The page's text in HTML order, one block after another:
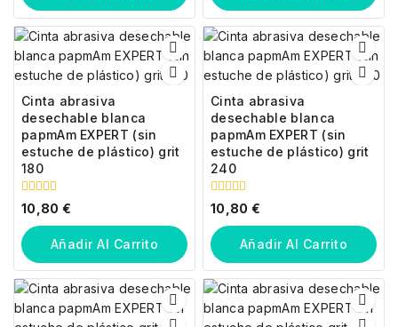
Cinta abrasiva
desechable blanca
papmAm EXPERT (sin
estuche de plástico) grit
180
0
fuera
de
5
10,80 €
Añadir Al Carrito
Cinta abrasiva
desechable blanca
papmAm EXPERT (sin
estuche de plástico) grit
240
0
fuera
de
5
10,80 €
Añadir Al Carrito